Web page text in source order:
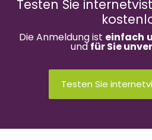
Testen Sie
Die Anmeldung ist einfach
undfür Sie
Testen Sie